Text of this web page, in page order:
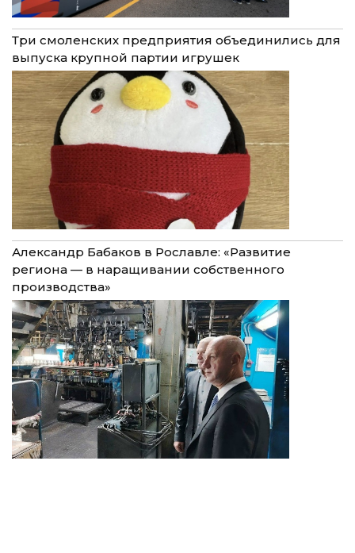
Три смоленских предприятия объединились для
выпуска крупной партии игрушек
Александр Бабаков в Рославле: «Развитие
региона — в наращивании собственного
производства»